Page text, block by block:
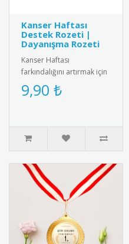
Kanser Haftası
Destek Rozeti |
Dayanışma Rozeti
Kanser Haftası
farkındalığını artırmak için
özel tasarlanmış pembe
kurdeleli destek rozeti.
9,90 ₺